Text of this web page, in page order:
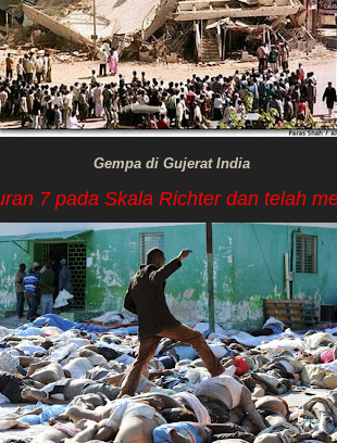
Gempa di Gujerat India
7 pada Skala Richter dan telah